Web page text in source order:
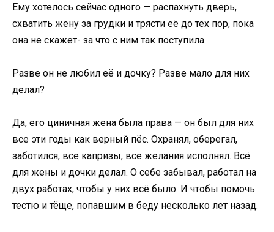
Ему хотелось сейчас одного — распахнуть дверь,
схватить жену за грудки и трясти её до тех пор, пока
она не скажет- за что с ним так поступила.
Разве он не любил её и дочку? Разве мало для них
делал?
Да, его циничная жена была права — он был для них
все эти годы как верный пёс. Охранял, оберегал,
заботился, все капризы, все желания исполнял. Всё
для жены и дочки делал. О себе забывал, работал на
двух работах, чтобы у них всё было. И чтобы помочь
тестю и тёще, попавшим в беду несколько лет назад.